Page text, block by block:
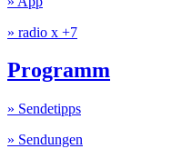
» radio x +7
Programm
» Sendetipps
» Sendungen